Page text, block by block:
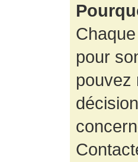
pour
pouvez